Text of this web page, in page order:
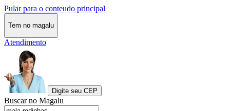
Pular para o conteudo principal
Tem no magalu
Atendimento
Digite seu CEP
Buscar no Magalu